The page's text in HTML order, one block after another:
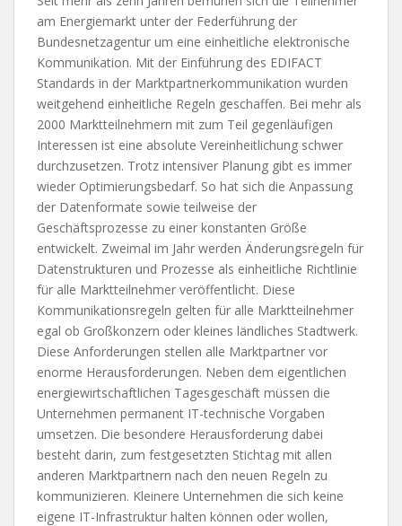
am Energiemarkt unter der Federführung der
Bundesnetzagentur um eine einheitliche elektronische
Kommunikation. Mit der Einführung des EDIFACT
Standards in der Marktpartnerkommunikation wurden
weitgehend einheitliche Regeln geschaffen. Bei mehr als
2000 Marktteilnehmern mit zum Teil gegenläufigen
Interessen ist eine absolute Vereinheitlichung schwer
durchzusetzen. Trotz intensiver Planung gibt es immer
wieder Optimierungsbedarf. So hat sich die Anpassung
der Datenformate sowie teilweise der
Geschäftsprozesse zu einer konstanten Größe
entwickelt. Zweimal im Jahr werden Änderungsregeln für
Datenstrukturen und Prozesse als einheitliche Richtlinie
für alle Marktteilnehmer veröffentlicht. Diese
Kommunikationsregeln gelten für alle Marktteilnehmer
egal ob Großkonzern oder kleines ländliches Stadtwerk.
Diese Anforderungen stellen alle Marktpartner vor
enorme Herausforderungen. Neben dem eigentlichen
energiewirtschaftlichen Tagesgeschäft müssen die
Unternehmen permanent IT-technische Vorgaben
umsetzen. Die besondere Herausforderung dabei
besteht darin, zum festgesetzten Stichtag mit allen
anderen Marktpartnern nach den neuen Regeln zu
kommunizieren. Kleinere Unternehmen die sich keine
eigene IT-Infrastruktur halten können oder wollen,